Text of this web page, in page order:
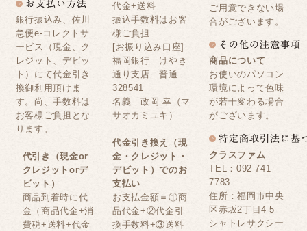
銀行振込み、佐川
急便e-コレクトサ
ービス（現金、ク
レジット、デビッ
ト）にて代金引き
換御利用頂けま
す。尚、手数料は
お客様ご負担とな
ります。
代引き（現金or
クレジットorデ
ビット）
商品到着時に代
金（商品代金+消
費税+送料+代金
代金+送料
振込手数料はお客
様ご負担
[お振り込み口座]
福岡銀行 けやき
通り支店 普通
328541
名義 政岡 幸（マ
サオカミユキ）
代金引き換え（現
金・クレジット・
デビット）でのお
支払い
お支払金額＝①商
品代金+②代金引
換手数料+③送料
ご用意できない場
合がございます。
商品について
お使いのパソコン
環境によって色味
が若干変わる場合
がございます。
クラスファム
TEL：092-741-
7783
住所：福岡市中央
区赤坂2丁目4-5
シャトレサクシー